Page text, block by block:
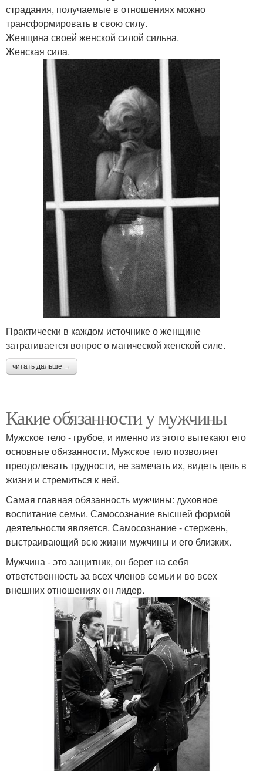
страдания, получаемые в отношениях можно
трансформировать в свою силу.
Женщина своей женской силой сильна.
Женская сила.
Практически в каждом источнике о женщине
затрагивается вопрос о магической женской силе.
читать дальше →
Какие обязанности у мужчины
Мужское тело - грубое, и именно из этого вытекают его
основные обязанности. Мужское тело позволяет
преодолевать трудности, не замечать их, видеть цель в
жизни и стремиться к ней.
Самая главная обязанность мужчины: духовное
воспитание семьи. Самосознание высшей формой
деятельности является. Самосознание - стержень,
выстраивающий всю жизни мужчины и его близких.
Мужчина - это защитник, он берет на себя
ответственность за всех членов семьи и во всех
внешних отношениях он лидер.